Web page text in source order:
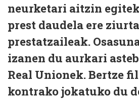
neurketari aitzin
prest daudela ere
prestatzaileak.
izanen du aurkari
Real Unionek. Bertze
kontrako jokatuko du